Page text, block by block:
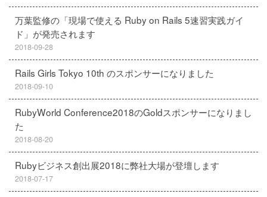
万葉監修の「現場で使える Ruby on Rails 5速習実践ガイ
ド」が発売されます
2018-09-28
Rails Girls Tokyo 10th のスポンサーになりました
2018-09-10
RubyWorld Conference2018のGoldスポンサーになりまし
た
2018-08-20
Rubyビジネス創出展2018に弊社大場が登壇します
2018-07-17